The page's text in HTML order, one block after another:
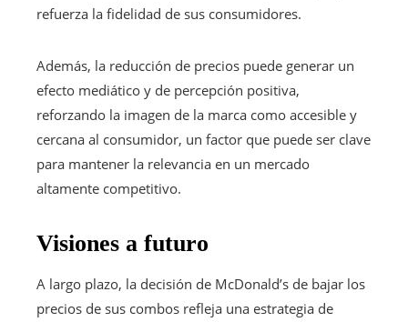
refuerza la fidelidad de sus consumidores.
Además, la reducción de precios puede generar un
efecto mediático y de percepción positiva,
reforzando la imagen de la marca como accesible y
cercana al consumidor, un factor que puede ser clave
para mantener la relevancia en un mercado
altamente competitivo.
Visiones a futuro
A largo plazo, la decisión de McDonald’s de bajar los
precios de sus combos refleja una estrategia de